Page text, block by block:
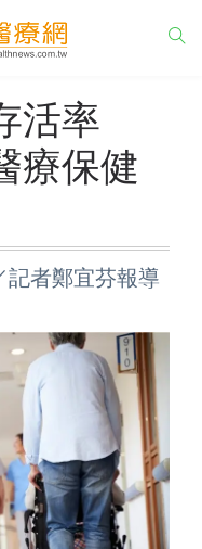
活率
療保健
者鄭宜芬報導